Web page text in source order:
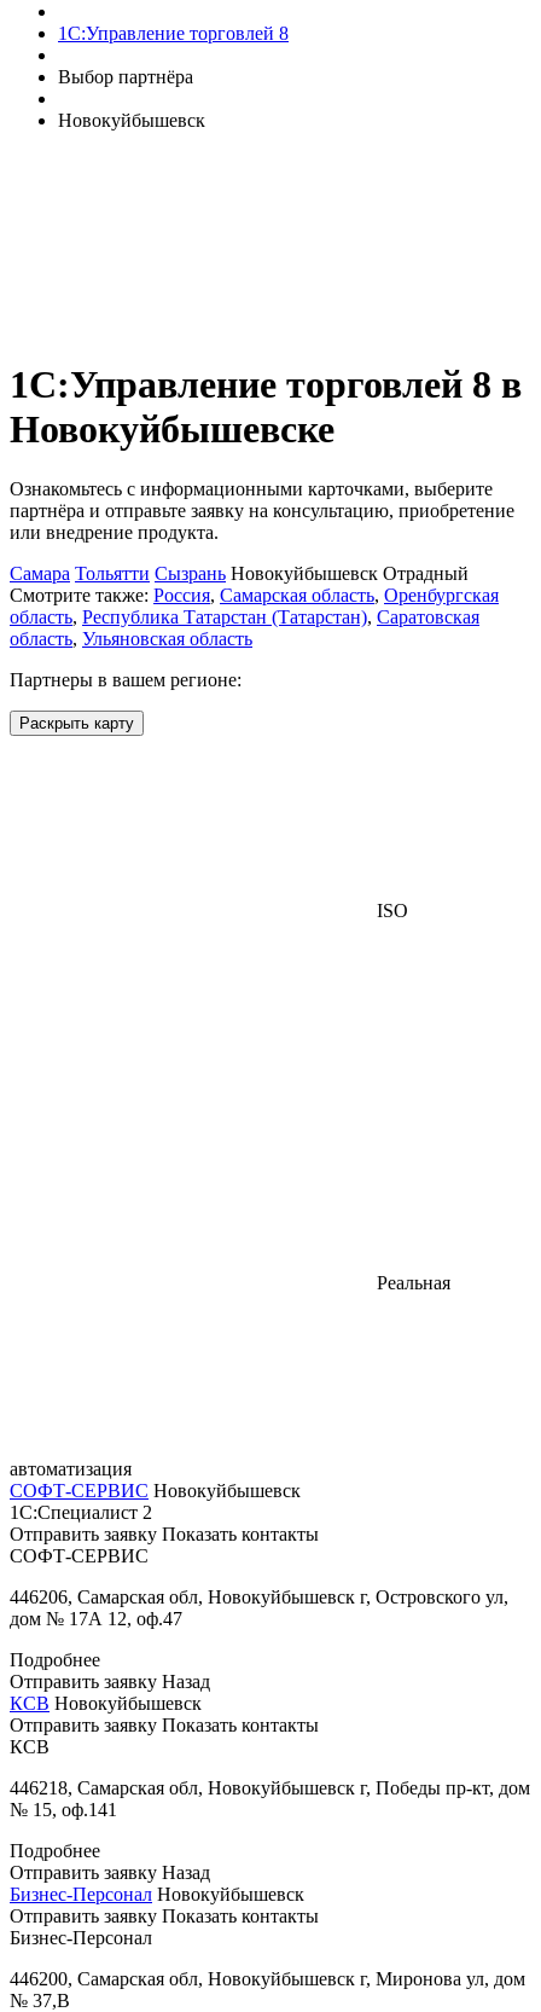
1С:Управление торговлей 8
Выбор партнёра
Новокуйбышевск
1С:Управление торговлей 8 в
Новокуйбышевске
Ознакомьтесь с информационными карточками, выберите
партнёра и отправьте заявку на консультацию, приобретение
или внедрение продукта.
Самара Тольятти Сызрань Новокуйбышевск Отрадный
Смотрите также: Россия, Самарская область, Оренбургская
область, Республика Татарстан (Татарстан), Саратовская
область, Ульяновская область
Партнеры в вашем регионе:
Раскрыть карту
ISO
Реальная
автоматизация
СОФТ-СЕРВИС Новокуйбышевск
1С:Специалист 2
Отправить заявку Показать контакты
СОФТ-СЕРВИС
446206, Самарская обл, Новокуйбышевск г, Островского ул,
дом № 17А 12, оф.47
Подробнее
Отправить заявку Назад
КСВ Новокуйбышевск
Отправить заявку Показать контакты
КСВ
446218, Самарская обл, Новокуйбышевск г, Победы пр-кт, дом
№ 15, оф.141
Подробнее
Отправить заявку Назад
Бизнес-Персонал Новокуйбышевск
Отправить заявку Показать контакты
Бизнес-Персонал
446200, Самарская обл, Новокуйбышевск г, Миронова ул, дом
№ 37,В